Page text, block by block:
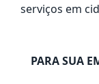
serviços em
PARA SUA